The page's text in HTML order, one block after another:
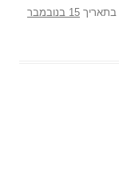
בתאריך
15 בנובמבר